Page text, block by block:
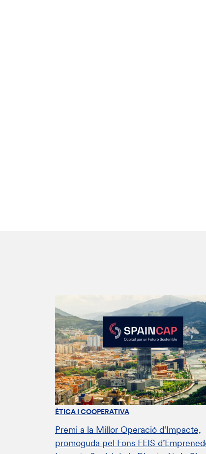
ÈTICA I COOPERATIVA
Premi a la Millor Operació d’Impacte,
promoguda pel Fons FEIS